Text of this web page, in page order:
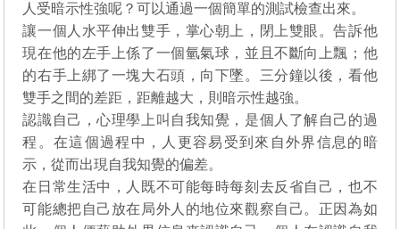
人受暗示性強呢？可以通過一個簡單的測試檢查出來。
讓一個人水平伸出雙手，掌心朝上，閉上雙眼。告訴他
現在他的左手上係了一個氫氣球，並且不斷向上飄；他
的右手上綁了一塊大石頭，向下墜。三分鐘以後，看他
雙手之間的差距，距離越大，則暗示性越強。
認識自己，心理學上叫自我知覺，是個人了解自己的過
程。在這個過程中，人更容易受到來自外界信息的暗
示，從而出現自我知覺的偏差。
在日常生活中，人既不可能每時每刻去反省自己，也不
可能總把自己放在局外人的地位來觀察自己。正因為如